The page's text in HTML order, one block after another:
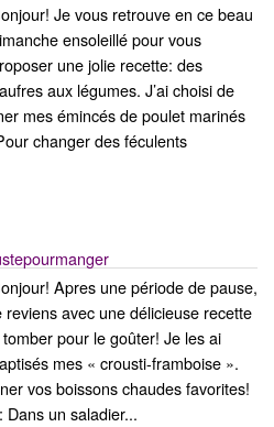
Je vous retrouve en ce beau
ensoleillé pour vous
une jolie recette: des
aux légumes. J’ai choisi de
mes émincés de poulet marinés
changer des féculents
Apres une période de pause,
reviens avec une délicieuse recette
pour le goûter! Je les ai
mes « crousti-framboise ».
vos boissons chaudes favorites!
Dans un saladier...